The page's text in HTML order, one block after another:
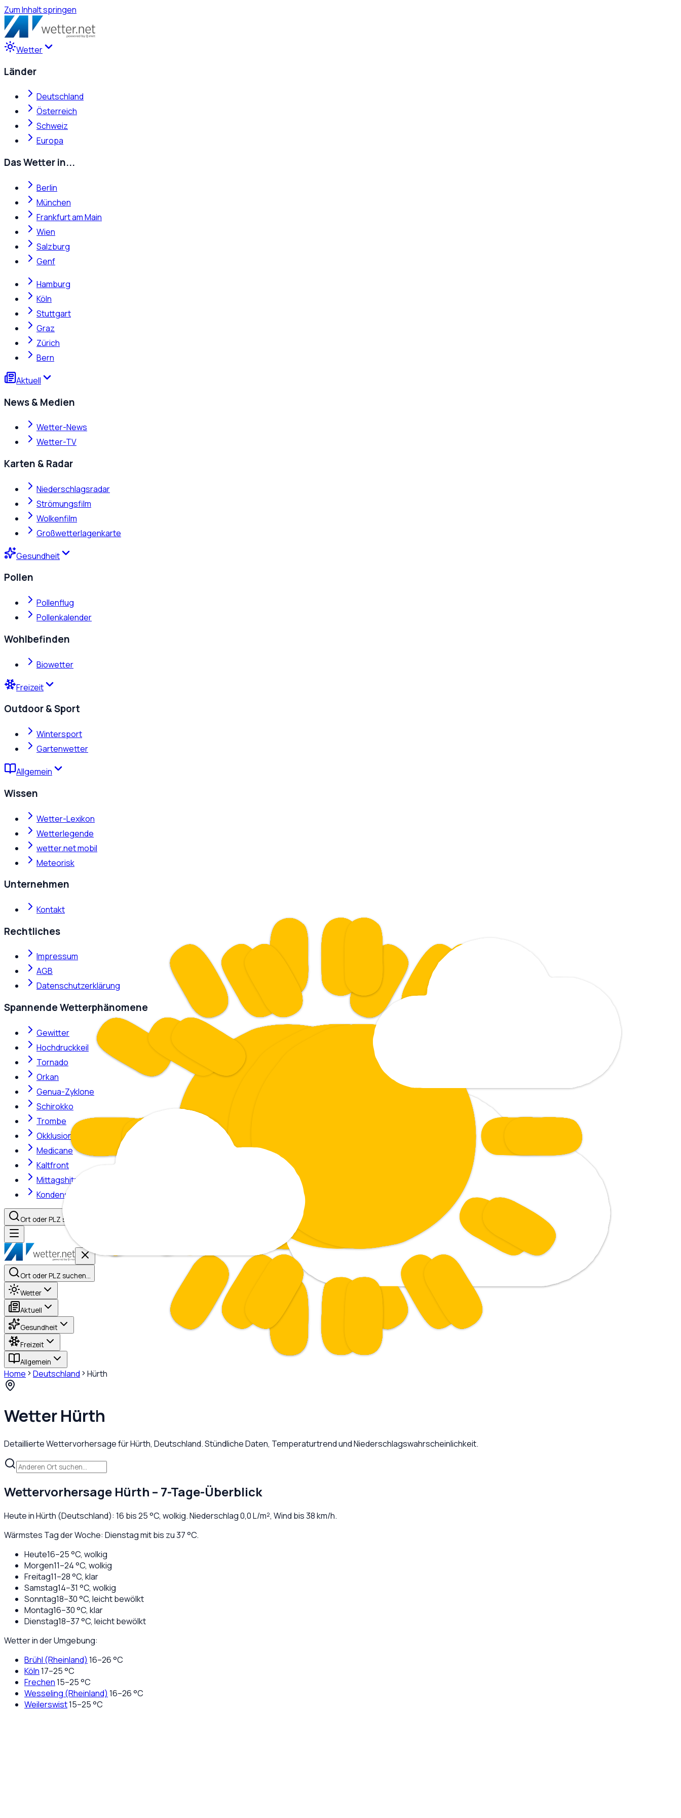
Zum Inhalt springen
Wetter
Länder
Deutschland
Österreich
Schweiz
Europa
Das Wetter in...
Berlin
München
Frankfurt am Main
Wien
Salzburg
Genf
Hamburg
Köln
Stuttgart
Graz
Zürich
Bern
Aktuell
News & Medien
Wetter-News
Wetter-TV
Karten & Radar
Niederschlagsradar
Strömungsfilm
Wolkenfilm
Großwetterlagenkarte
Gesundheit
Pollen
Pollenflug
Pollenkalender
Wohlbefinden
Biowetter
Freizeit
Outdoor & Sport
Wintersport
Gartenwetter
Allgemein
Wissen
Wetter-Lexikon
Wetterlegende
wetter.net mobil
Meteorisk
Unternehmen
Kontakt
Rechtliches
Impressum
AGB
Datenschutzerklärung
Spannende Wetterphänomene
Gewitter
Hochdruckkeil
Tornado
Orkan
Genua-Zyklone
Schirokko
Trombe
Okklusion
Medicane
Kaltfront
Mittagshitze
Kondensstreifen
Ort oder PLZ suchen…
Ort oder PLZ suchen…
Wetter
Aktuell
Gesundheit
Freizeit
Allgemein
Home Deutschland Hürth
WetterHürth
Detaillierte Wettervorhersage fürHürth, Deutschland. Stündliche Daten, Temperaturtrend und Niederschlagswahrscheinlichkeit.
Wettervorhersage Hürth – 7-Tage-Überblick
Heute inHürth (Deutschland): 16 bis25°C, wolkig. Niederschlag0,0L/m², Wind bis38km/h.
Wärmstes Tag der Woche: Dienstag mit bis zu 37 °C.
Heute16–25°C, wolkig
Morgen11–24°C, wolkig
Freitag11–28°C, klar
Samstag14–31 °C, wolkig
Sonntag18–30°C, leicht bewölkt
Montag16–30°C, klar
Dienstag18–37°C, leicht bewölkt
Wetter in der Umgebung:
Brühl (Rheinland) 16–26°C
Köln17–25°C
Frechen15–25°C
Wesseling (Rheinland) 16–26°C
Weilerswist15–25°C